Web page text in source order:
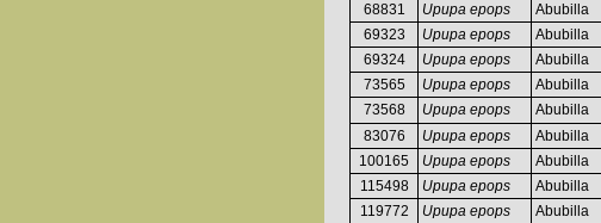
68831
Upupa epops Abubilla
69323
Upupa epops Abubilla
69324
Upupa epops Abubilla
73565
Upupa epops Abubilla
73568
Upupa epops Abubilla
83076
Upupa epops Abubilla
100165
Upupa epops Abubilla
115498
Upupa epops Abubilla
119772
Upupa epops Abubilla